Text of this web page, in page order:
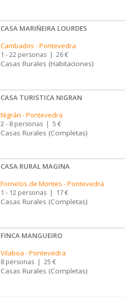
CASA MARIÑEIRA LOURDES
Cambados -Pontevedra
1 - 22 personas | 26 €
Casas Rurales (Habitaciones)
CASA TURISTICA NIGRAN
Nigrán -Pontevedra
2 - 8 personas | 5 €
Casas Rurales (Completas)
CASA RURAL MAGINA
Fornelos de Montes -Pontevedra
1 - 12 personas 17 €
Casas Rurales (Completas)
FINCA MANGÜEIRO
Vilaboa -Pontevedra
8 personas | 25 €
Casas Rurales (Completas)